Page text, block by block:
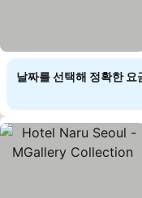
날짜를 선택해 정확한 요